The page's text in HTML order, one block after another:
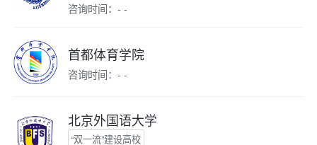
咨询时间：- -
首都体育学院
咨询时间：- -
北京外国语大学
“双一流”建设高校